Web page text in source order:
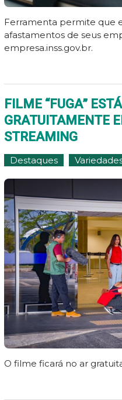
Ferramenta permite que
afastamentos de seus
empresa.inss.gov.br.
FILME “FUGA”
GRATUITAMENTE
STREAMING
Destaques
O filme ficará no ar